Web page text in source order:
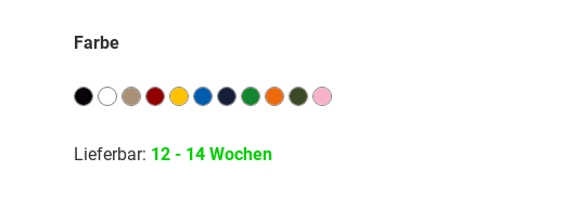
Farbe
Lieferbar: 12 - 14 Wochen